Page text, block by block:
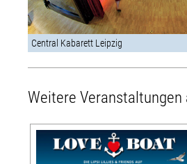
Central Kabarett Leipzig
Weitere Veranstaltungen